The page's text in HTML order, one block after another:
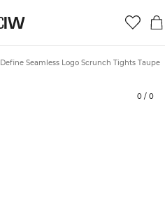
Define Seamless Logo Scrunch Tights Taupe
0 / 0